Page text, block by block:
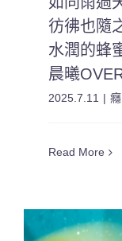
彷彿也隨
水潤的蜂
晨曦
2025.7.11 |
Read More